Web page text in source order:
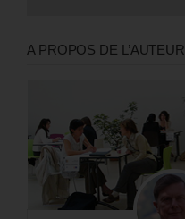
A PROPOS DE L’AUTEUR